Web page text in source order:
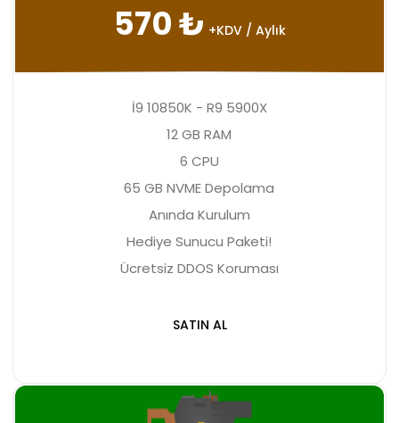
570 ₺ +KDV / Aylık
İ9 10850K - R9 5900X
12 GB RAM
6 CPU
65 GB NVME Depolama
Anında Kurulum
Hediye Sunucu Paketi!
Ücretsiz DDOS Koruması
SATIN AL